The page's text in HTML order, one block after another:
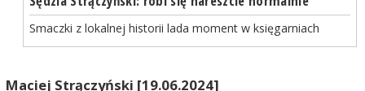
Smaczki z lokalnej historii lada moment w księgarniach
Maciej Strączyński [19.06.2024]